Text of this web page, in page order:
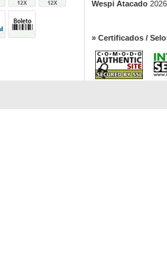
Wespi Atacado
» Certificados /